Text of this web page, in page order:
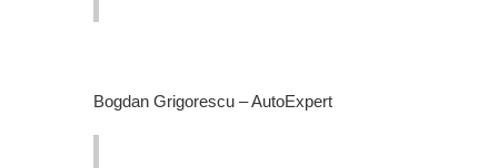
Bogdan Grigorescu – AutoExpert